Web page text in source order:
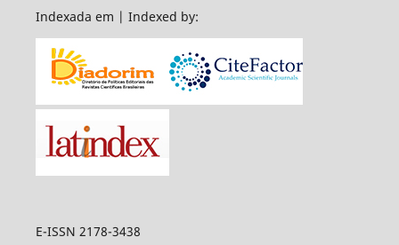
Indexada em | Indexed by:
E-ISSN 2178-3438